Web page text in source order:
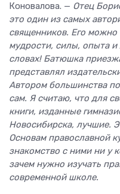
Коновалова. — Отец
это один из самых
священников. Его можно
мудрости, силы, опыта и
словах! Батюшка
представлял
Автором большинства
сам. Я считаю, что для
книги, изданные
Новосибирска, лучшие.
Основам православной
знакомство с ними ни у
зачем нужно изучать
современной школе.